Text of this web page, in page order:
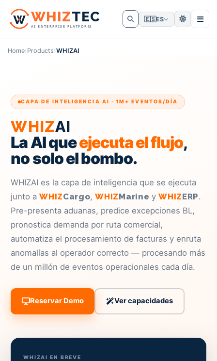
WHIZTEC
AI ENTERPRISE PLATFORM
🇪🇸ES
Home›Products›WHIZAI
CAPA DE INTELIGENCIA AI · 1M+ EVENTOS/DÍA
WHIZAI
La AI queejecuta el flujo,
no solo el bombo.
WHIZAI es la capa de inteligencia que se ejecuta
junto aWHIZCargo,WHIZMarine yWHIZERP.
Pre-presenta aduanas, predice excepciones BL,
pronostica demanda por ruta comercial,
automatiza el procesamiento de facturas y enruta
anomalías al operador correcto — procesando más
de un millón de eventos operacionales cada día.
Reservar Demo Ver capacidades
WHIZAI EN BREVE